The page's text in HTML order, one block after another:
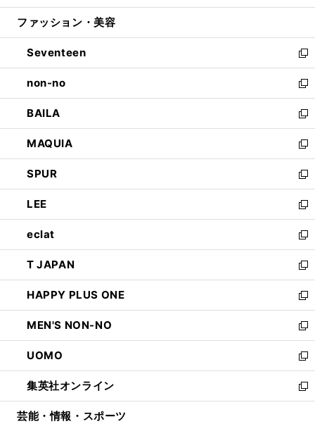
開
ウ
開
く
ン
ウ
で
開
く
ウ
ン
ド
ウ
で
開
く
ファッション・美容
Seventeen
新
し
い
ウ
ィ
ン
ド
ウ
で
開
く
non-no
新
し
い
ウ
ィ
ン
ド
ウ
で
開
く
BAILA
新
し
い
ウ
ィ
ン
ド
ウ
で
開
く
MAQUIA
新
し
い
ウ
ィ
ン
ド
ウ
で
開
く
SPUR
新
し
い
ウ
ィ
ン
ド
ウ
で
開
く
LEE
新
し
い
ウ
ィ
ン
ド
ウ
で
開
く
eclat
新
し
い
ウ
ィ
ン
ド
ウ
で
開
く
T JAPAN
新
し
い
ウ
ィ
ン
ド
ウ
で
開
HAPPY PLUS ONE
新
し
い
ウ
ィ
ン
ド
ウ
MEN'S NON-NO
新
し
い
ウ
ィ
ン
UOMO
新
し
い
ウ
集英社オンライン
新
し
芸能・情報・スポーツ